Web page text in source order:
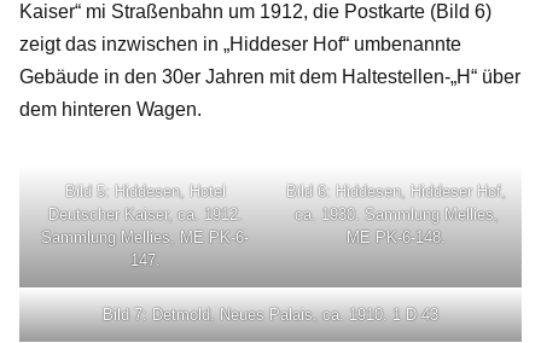
Kaiser“ mi Straßenbahn um 1912, die Postkarte (Bild 6)
zeigt das inzwischen in „Hiddeser Hof“ umbenannte
Gebäude in den 30er Jahren mit dem Haltestellen-„H“ über
dem hinteren Wagen.
Bild 5: Hiddesen, Hotel
Deutscher Kaiser, ca. 1912.
Sammlung Mellies, ME PK-6-
147.
Bild 6: Hiddesen, Hiddeser Hof,
ca. 1930. Sammlung Mellies,
ME PK-6-148.
Bild 7: Detmold, Neues Palais, ca. 1910. 1 D 43